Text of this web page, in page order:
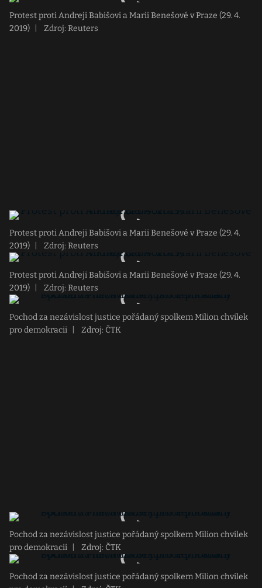
Protest proti Andreji Babišovi a Marii Benešové v Praze (29. 4.
2019)
Zdroj: Reuters
Protest proti Andreji Babišovi a Marii Benešové v Praze (29. 4.
2019)
Zdroj: Reuters
Protest proti Andreji Babišovi a Marii Benešové v Praze (29. 4.
2019)
Zdroj: Reuters
Pochod za nezávislost justice pořádaný spolkem Milion chvilek
pro demokracii
Zdroj: ČTK
Pochod za nezávislost justice pořádaný spolkem Milion chvilek
pro demokracii
Zdroj: ČTK
Pochod za nezávislost justice pořádaný spolkem Milion chvilek